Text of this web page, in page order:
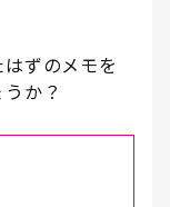
ずのメモを
か？